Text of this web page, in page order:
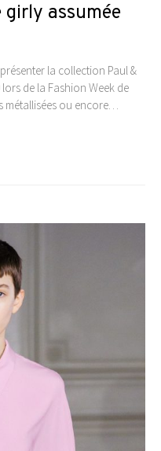
girly assumée
la collection Paul &
de la Fashion Week de
métallisées ou encore…